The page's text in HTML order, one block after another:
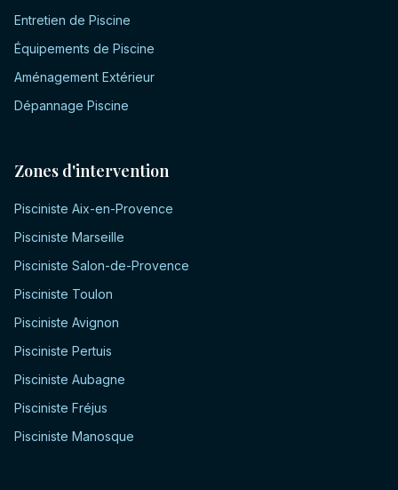
Entretien de Piscine
Équipements de Piscine
Aménagement Extérieur
Dépannage Piscine
Zones d'intervention
Pisciniste Aix-en-Provence
Pisciniste Marseille
Pisciniste Salon-de-Provence
Pisciniste Toulon
Pisciniste Avignon
Pisciniste Pertuis
Pisciniste Aubagne
Pisciniste Fréjus
Pisciniste Manosque